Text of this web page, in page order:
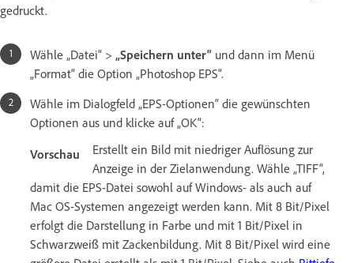
gedruckt.
Wähle „Datei“ > „Speichern unter“ und dann im Menü
„Format“ die Option „Photoshop EPS“.
Wähle im Dialogfeld „EPS-Optionen“ die gewünschten
Optionen aus und klicke auf „OK“:
Vorschau
Erstellt ein Bild mit niedriger Auflösung zur
Anzeige in der Zielanwendung. Wähle „TIFF“,
damit die EPS-Datei sowohl auf Windows- als auch auf
Mac OS-Systemen angezeigt werden kann. Mit 8 Bit/Pixel
erfolgt die Darstellung in Farbe und mit 1 Bit/Pixel in
Schwarzweiß mit Zackenbildung. Mit 8 Bit/Pixel wird eine